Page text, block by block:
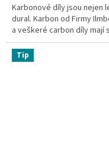
Karbonové díly jsou nejen
dural. Karbon od Firmy
a veškeré carbon díly mají
Tip